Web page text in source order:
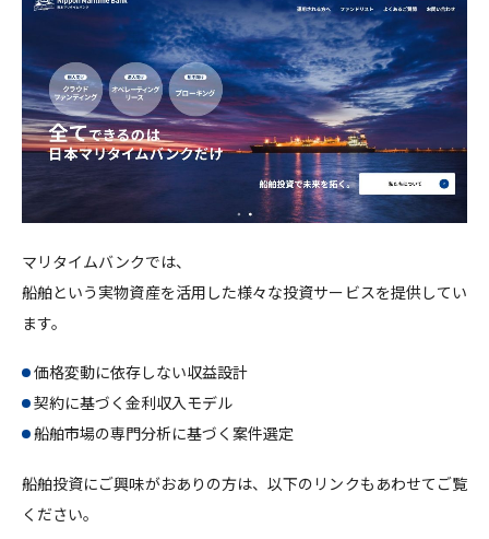
マリタイムバンクでは、
船舶という実物資産を活用した様々な投資サービスを提供してい
ます。
価格変動に依存しない収益設計
契約に基づく金利収入モデル
船舶市場の専門分析に基づく案件選定
船舶投資にご興味がおありの方は、以下のリンクもあわせてご覧
ください。